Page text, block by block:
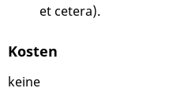
et cetera).
Kosten
keine